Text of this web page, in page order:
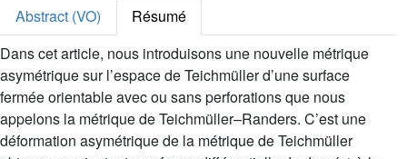
Abstract (VO)
Résumé
Dans cet article, nous introduisons une nouvelle métrique
asymétrique sur l’espace de Teichmüller d’une surface
fermée orientable avec ou sans perforations que nous
appelons la métrique de Teichmüller–Randers. C’est une
déformation asymétrique de la métrique de Teichmüller